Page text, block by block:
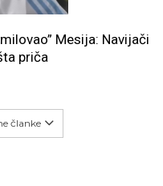
Mesija: Navijači
priča
članke